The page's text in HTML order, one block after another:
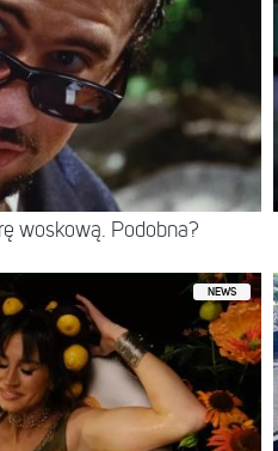
woskową. Podobna?
NEWS